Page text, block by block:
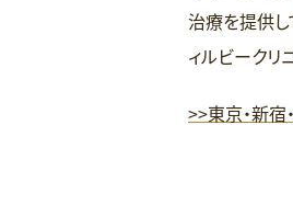
治療を提供し
ィルビークリ
>>東京・新宿